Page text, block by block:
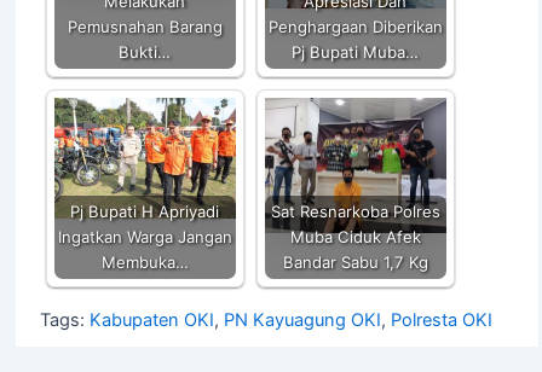
k
Pemusnahan Barang
Bukti…
Penghargaan Diberikan
Pj Bupati Muba…
Pj Bupati H Apriyadi
Ingatkan Warga Jangan
Membuka…
Sat Resnarkoba Polres
Muba Ciduk Afek
Bandar Sabu 1,7 Kg
Tags: Kabupaten OKI, PN Kayuagung OKI, Polresta OKI